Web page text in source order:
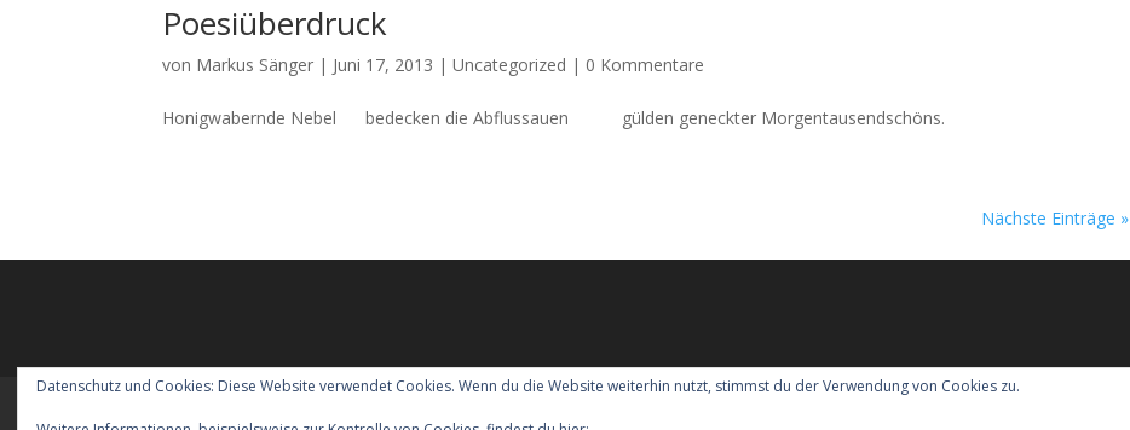
Poesiüberdruck
von Markus Sänger | Juni 17, 2013 |Uncategorized | 0 Kommentare
Honigwabernde Nebel bedecken die Abflussauen gülden geneckter Morgentausendschöns.
Nächste Einträge »
Datenschutz und Cookies: Diese Website verwendet Cookies. Wenn du die Website weiterhin nutzt, stimmst du der Verwendung von Cookies zu.